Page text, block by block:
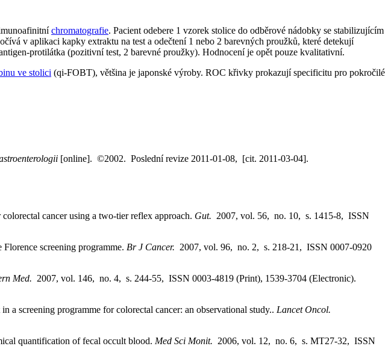
chromatografie. Pacient odebere 1 vzorek stolice do odběrové nádobky se stabilizujícím
v aplikaci kapky extraktu na test a odečtení 1 nebo 2 barevných proužků, které detekují
protilátka (pozitivní test, 2 barevné proužky). Hodnocení je opět pouze kvalitativní.
ve stolici (qi-FOBT), většina je japonské výroby. ROC křivky prokazují specificitu pro pokročilé
[online]. ©2002. Poslední revize 2011-01-08, [cit. 2011-03-04].
cancer using a two-tier reflex approach. Gut. 2007, vol. 56, no. 10, s. 1415-8, ISSN
screening programme. Br J Cancer. 2007, vol. 96, no. 2, s. 218-21, ISSN 0007-0920
Med. 2007, vol. 146, no. 4, s. 244-55, ISSN 0003-4819 (Print), 1539-3704 (Electronic).
screening programme for colorectal cancer: an observational study.. Lancet Oncol.
quantification of fecal occult blood. Med Sci Monit. 2006, vol. 12, no. 6, s. MT27-32, ISSN